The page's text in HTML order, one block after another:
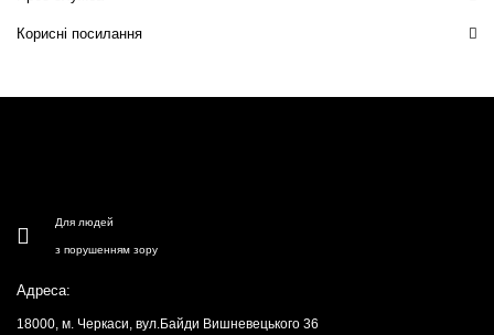
Корисні посилання
Для людей
з порушенням зору
Адреса:
18000, м. Черкаси, вул.Байди Вишневецького 36